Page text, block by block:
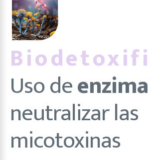
Uso de
neutralizar las
micotoxinas